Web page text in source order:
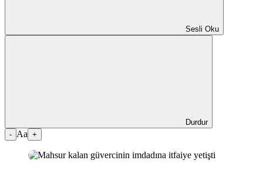
Sesli Oku
Durdur
- Aa +